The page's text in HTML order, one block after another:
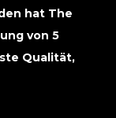
hat The
von 5
Qualität,